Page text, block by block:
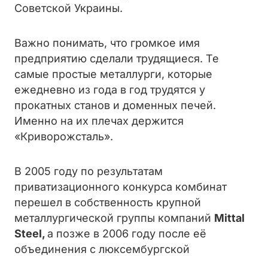
Советской Украины.
Важно понимать, что громкое имя
предприятию сделали трудящиеся. Те
самые простые металлурги, которые
ежедневно из года в год трудятся у
прокатных станов и доменных печей.
Именно на их плечах держится
«Криворожсталь».
В 2005 году по результатам
приватизационного конкурса комбинат
перешел в собственность крупной
металлургической группы компаний Mittal
Steel,а позже в 2006 году после её
объединения с люксембургской